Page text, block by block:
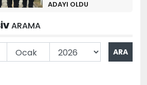
ADAYI OLDU
ARAMA